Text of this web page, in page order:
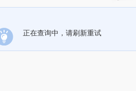
正在查询中，请刷新重试